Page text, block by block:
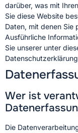
darüber, was mit
Sie diese Website
Daten, mit denen Sie
Ausführliche
Sie unserer unter
Wer ist
Die